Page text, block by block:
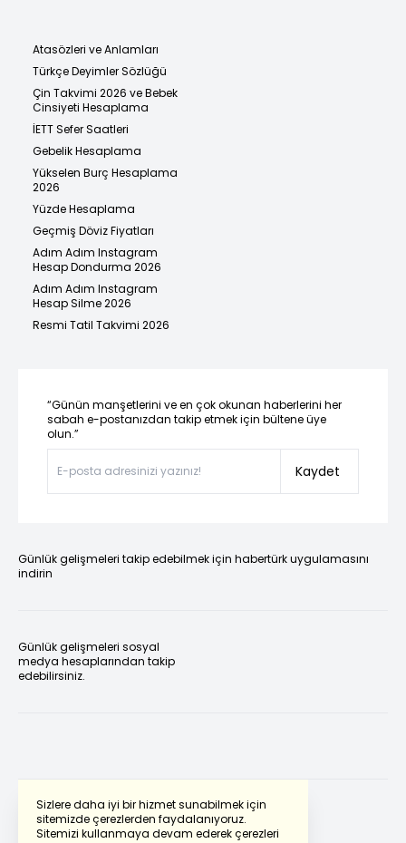
Sizlere daha iyi bir hizmet sunabilmek için
sitemizde çerezlerden faydalanıyoruz.
Sitemizi kullanmaya devam ederek çerezleri
Atasözleri ve Anlamları
Türkçe Deyimler Sözlüğü
Çin Takvimi 2026 ve Bebek
Cinsiyeti Hesaplama
İETT Sefer Saatleri
Gebelik Hesaplama
Yükselen Burç Hesaplama
2026
Yüzde Hesaplama
Geçmiş Döviz Fiyatları
Adım Adım Instagram
Hesap Dondurma 2026
Adım Adım Instagram
Hesap Silme 2026
Resmi Tatil Takvimi 2026
“Günün manşetlerini ve en çok okunan haberlerini her
sabah e-postanızdan takip etmek için bültene üye
olun.”
Kaydet
Günlük gelişmeleri takip edebilmek için habertürk uygulamasını
indirin
Günlük gelişmeleri sosyal
medya hesaplarından takip
edebilirsiniz.